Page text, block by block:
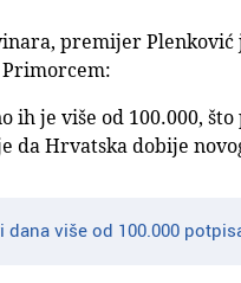
premijer
ih je više od 100.000,
da Hrvatska dobije
dana više od 100.000